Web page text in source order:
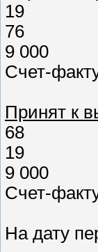
19
76
9 000
Счет-
Принят к
68
19
9 000
Счет-
На дату